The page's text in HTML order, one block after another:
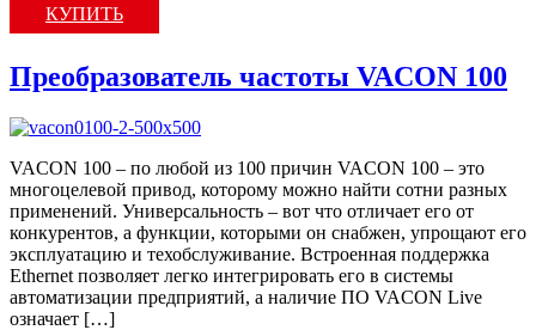
КУПИТЬ
Преобразователь частоты VACON 100
VACON 100 – по любой из 100 причин VACON 100 – это
многоцелевой привод, которому можно найти сотни разных
применений. Универсальность – вот что отличает его от
конкурентов, а функции, которыми он снабжен, упрощают его
эксплуатацию и техобслуживание. Встроенная поддержка
Ethernet позволяет легко интегрировать его в системы
автоматизации предприятий, а наличие ПО VACON Live
означает […]